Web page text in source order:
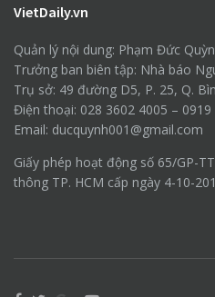
VietDaily.vn
Quản lý nội dung: Phạm Đức
Trưởng ban biên tập: Nhà báo
Trụ sở: 49 đường D5, P. 25, Q.
Điện thoại: 028 3602 4005 – 0919
Email: ducquynh001@gmail.com
Giấy phép hoạt động số 65/GP-
thông TP. HCM cấp ngày 4-10-